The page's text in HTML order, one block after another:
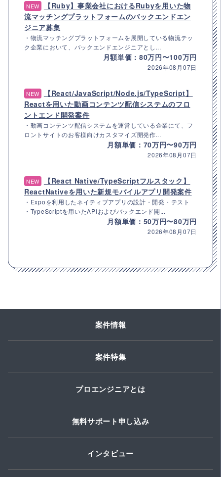
NEW
【Ruby】事業会社におけるRubyを用いた物
流マッチングプラットフォームのバックエンドエン
ジニア募集
・物流マッチングプラットフォームを展開している物流テッ
ク企業において、バックエンドエンジニアとし...
月額単価：80万円〜100万円
2026年08月07日
NEW
【React/JavaScript/Node.js/TypeScript】
Reactを用いた動画コンテンツ配信システムのフロ
ントエンド開発案件
・動画コンテンツ配信システムを運営している企業にて、フ
ロントサイトのお客様向けカスタマイズ開発作...
月額単価：70万円〜90万円
2026年08月07日
NEW
【React Native/TypeScriptフルスタック】
ReactNativeを用いた新規モバイルアプリ開発案件
・Expoを利用したネイティブアプリの設計・開発・テスト
・TypeScriptを用いたAPIおよびバックエンド開...
月額単価：50万円〜80万円
2026年08月07日
案件情報
案件特集
プロエンジニアとは
無料サポート申し込み
インタビュー